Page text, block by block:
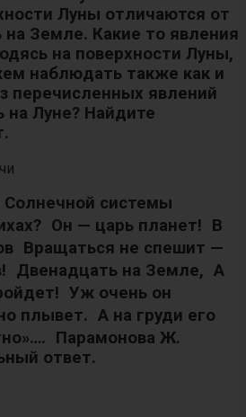
Луны отличаются от
на Земле. Какие то явления
на поверхности Луны,
наблюдать также как и
перечисленных явлений
Луне? Найдите
Солнечной системы
Он — царь планет! В
Вращаться не спешит —
Двенадцать на Земле, А
Уж очень он
плывет. А на груди его
Парамонова Ж.
ответ.